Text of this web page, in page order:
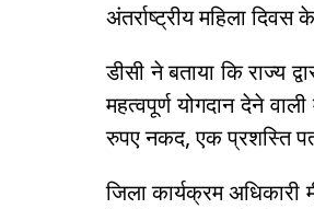
अंतर्राष्ट्रीय महिला
डीसी ने बताया कि राज्य
महत्वपूर्ण योगदान देने
रुपए नकद, एक प्रशस्ति
जिला कार्यक्रम